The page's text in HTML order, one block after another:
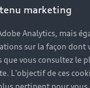
marketing
Analytics, mais
sur la façon dont
vous consultez le
L'objectif de ces